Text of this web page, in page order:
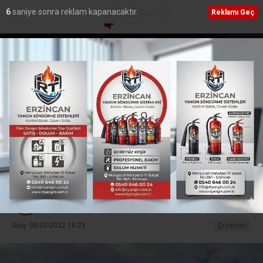
Hayat 112 Acil Mobil Uygulaması Kamu Spotu
Yayında
Ana Sayfa›Erzincan
Tercan Baraj Gölü dondu
Erzincan’ın Tercan ilçesinde bulunan 8 dönüm
alana sahip Tercan Baraj Gölü etkili olan aşırı
soğuklardan dolayı dondu.
Kent Haber 24 TÜM YAZILARI
Giriş: 08-02-2022 10:23 Erzincan
5saniye sonra reklam kapanacaktır. Reklamı Geç